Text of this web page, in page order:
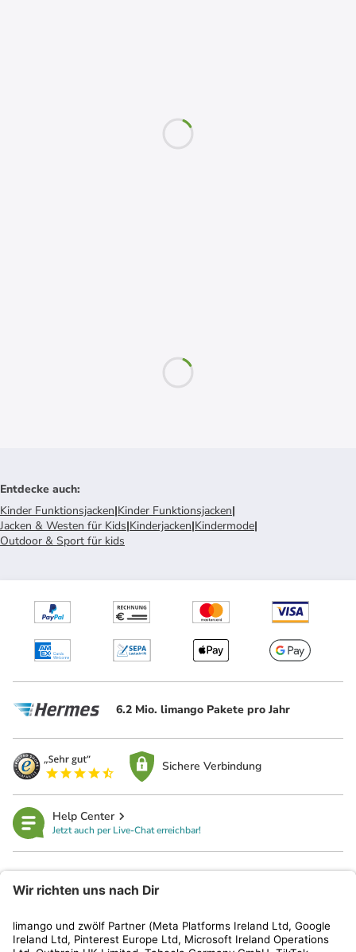
Entdecke auch:
Kinder Funktionsjacken|Kinder Funktionsjacken|
Jacken & Westen für Kids|Kinderjacken|Kindermode|
Outdoor & Sport für kids
6.2 Mio. limango Pakete pro Jahr
Sichere Verbindung
Help Center
Jetzt auch per Live-Chat erreichbar!